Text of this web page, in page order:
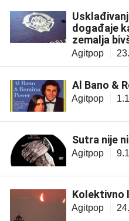
događaje
zemalja
Agitpop
Al Bano &
Agitpop
Sutra nije
Agitpop
Kolektivno
Agitpop